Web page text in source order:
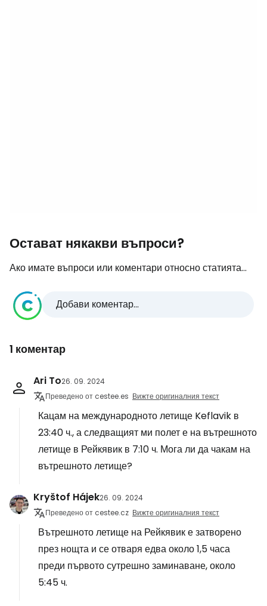
Остават някакви въпроси?
Ако имате въпроси или коментари относно статията...
Добави коментар...
1 коментар
Ari To26. 09. 2024
Преведено от cestee.es Вижте оригиналния текст
Кацам на международното летище Keflavik в
23:40 ч., а следващият ми полет е на вътрешното
летище в Рейкявик в 7:10 ч. Мога ли да чакам на
вътрешното летище?
Kryštof Hájek26. 09. 2024
Преведено от cestee.cz Вижте оригиналния текст
Вътрешното летище на Рейкявик е затворено
през нощта и се отваря едва около 1,5 часа
преди първото сутрешно заминаване, около
5:45 ч.